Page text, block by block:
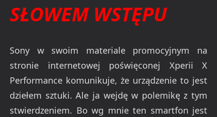
SŁOWEM WSTĘPU
Sony w swoim materiale promocyjnym na
stronie internetowej poświęconej Xperii X
Performance komunikuje, że urządzenie to jest
dziełem sztuki. Ale ja wejdę w polemikę z tym
stwierdzeniem. Bo wg mnie ten smartfon jest